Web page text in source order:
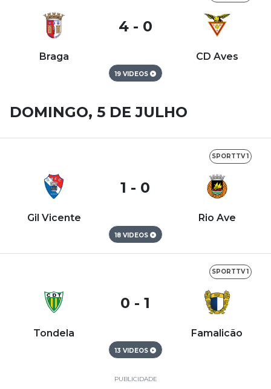
Braga
4 - 0
CD Aves
19 VIDEOS
DOMINGO, 5 DE JULHO
SPORTTV 1
Gil Vicente
1 - 0
Rio Ave
18 VIDEOS
SPORTTV 1
Tondela
0 - 1
Famalicão
13 VIDEOS
PUBLICIDADE